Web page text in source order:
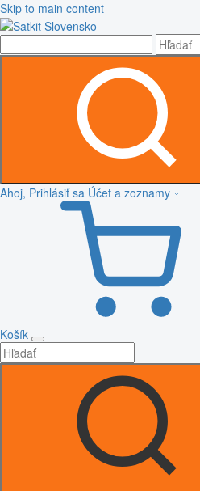
Skip to main content
Ahoj, Prihlásiť sa Účet a zoznamy
Košík